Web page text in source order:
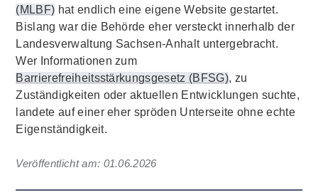
(MLBF) hat endlich eine eigene Website gestartet.
Bislang war die Behörde eher versteckt innerhalb der
Landesverwaltung Sachsen-Anhalt untergebracht.
Wer Informationen zum
Barrierefreiheitsstärkungsgesetz (BFSG), zu
Zuständigkeiten oder aktuellen Entwicklungen suchte,
landete auf einer eher spröden Unterseite ohne echte
Eigenständigkeit.
Veröffentlicht am: 01.06.2026